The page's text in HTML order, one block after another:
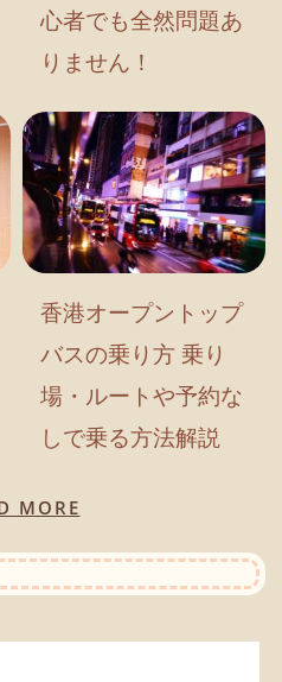
心者でも全然問題あ
りません！
香港オープントップ
バスの乗り方 乗り
場・ルートや予約な
しで乗る方法解説​
MORE